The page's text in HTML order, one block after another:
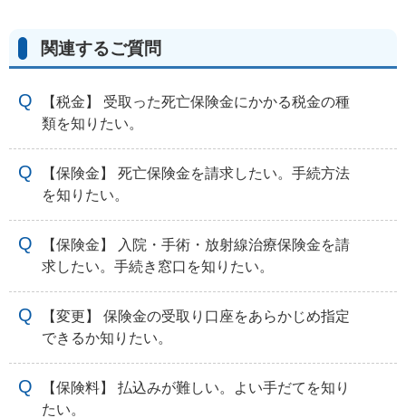
関連するご質問
【税金】 受取った死亡保険金にかかる税金の種
類を知りたい。
【保険金】 死亡保険金を請求したい。手続方法
を知りたい。
【保険金】 入院・手術・放射線治療保険金を請
求したい。手続き窓口を知りたい。
【変更】 保険金の受取り口座をあらかじめ指定
できるか知りたい。
【保険料】 払込みが難しい。よい手だてを知り
たい。